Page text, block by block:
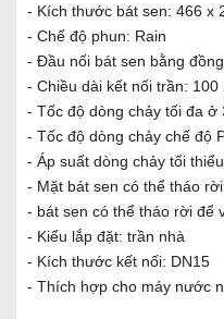
- Kích thước bát sen: 466 x
- Chế độ phun: Rain
- Đầu nối bát sen bằng đồng
- Chiều dài kết nối trần: 100
- Tốc độ dòng chảy tối đa ở
- Tốc độ dòng chảy chế độ
- Áp suất dòng chảy tối
- Mặt bát sen có thể tháo
- bát sen có thể tháo rời để
- Kiểu lắp đặt: trần nhà
- Kích thước kết nối: DN15
- Thích hợp cho máy nước